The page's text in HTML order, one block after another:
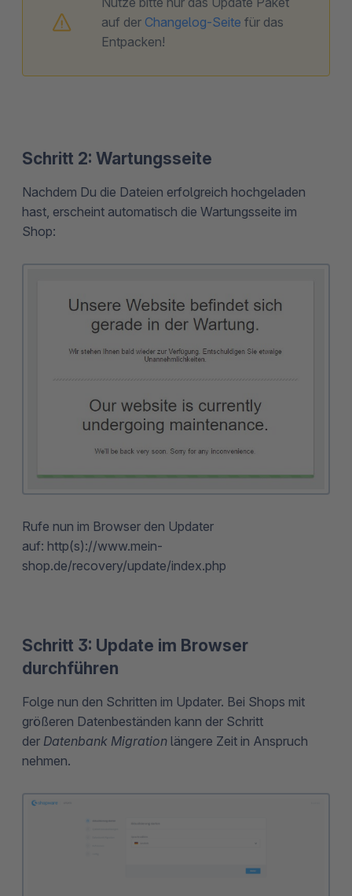
auf der Changelog-Seite für das
Entpacken!
Schritt 2: Wartungsseite
Nachdem Du die Dateien erfolgreich hochgeladen
hast, erscheint automatisch die Wartungsseite im
Shop:
Rufe nun im Browser den Updater
auf: http(s)://www.mein-
shop.de/recovery/update/index.php
Schritt 3: Update im Browser
durchführen
Folge nun den Schritten im Updater. Bei Shops mit
größeren Datenbeständen kann der Schritt
der Datenbank Migration längere Zeit in Anspruch
nehmen.